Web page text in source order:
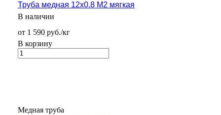
Труба медная 12х0.8 М2 мягкая
В наличии
от 1 590 руб./кг
В корзину
Медная труба